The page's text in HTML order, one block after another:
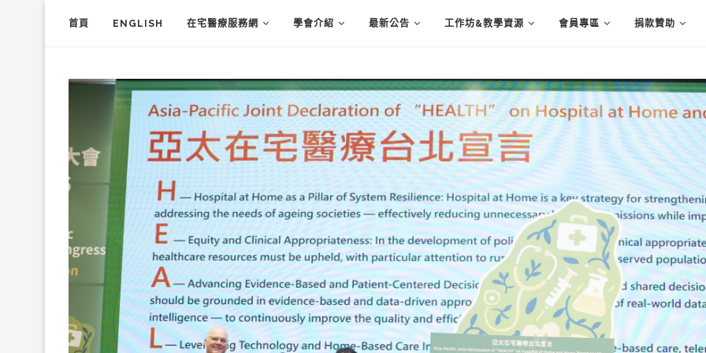
首頁 ENGLISH 在宅醫療服務網 學會介紹 最新公告 工作坊&教學資源 會員專區 捐款贊助